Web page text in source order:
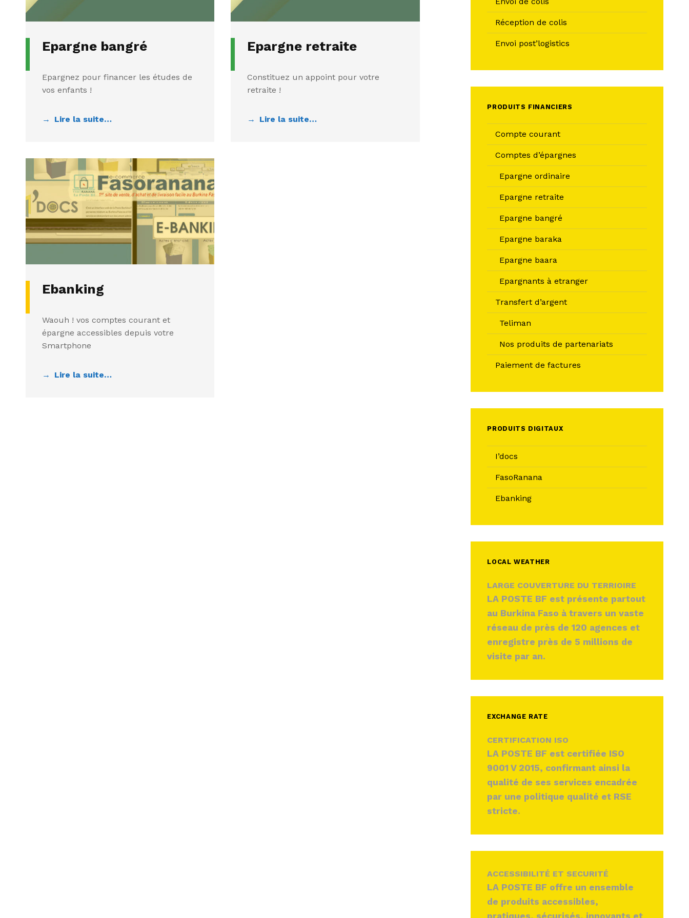
Epargne bangré
Epargnez pour financer les études de
vos enfants !
Lire la suite…
Epargne retraite
Constituez un appoint pour votre
retraite !
Lire la suite…
Ebanking
Waouh ! vos comptes courant et
épargne accessibles depuis votre
Smartphone
Lire la suite…
Réception de colis
Envoi post’logistics
PRODUITS FINANCIERS
Compte courant
Comptes d’épargnes
Epargne ordinaire
Epargne retraite
Epargne bangré
Epargne baraka
Epargne baara
Epargnants à etranger
Transfert d’argent
Teliman
Nos produits de partenariats
Paiement de factures
PRODUITS DIGITAUX
I’docs
FasoRanana
Ebanking
LOCAL WEATHER
LARGE COUVERTURE DU TERRIOIRE
LA POSTE BF est présente partout
au Burkina Faso à travers un vaste
réseau de près de 120 agences et
enregistre près de 5 millions de
visite par an.
EXCHANGE RATE
CERTIFICATION ISO
LA POSTE BF est certifiée ISO
9001 V 2015, confirmant ainsi la
qualité de ses services encadrée
par une politique qualité et RSE
stricte.
ACCESSIBILITÉ ET SECURITÉ
LA POSTE BF offre un ensemble
de produits accessibles,